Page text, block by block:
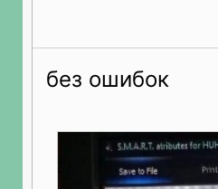
без ошибок